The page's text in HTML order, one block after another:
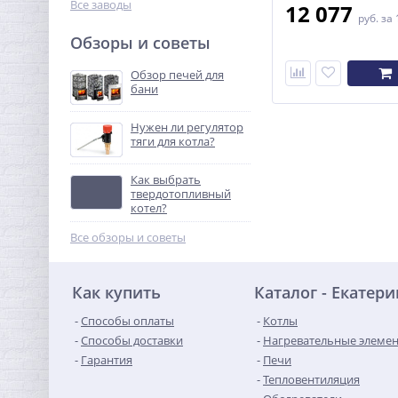
Все заводы
Обзоры и советы
Обзор печей для
бани
Нужен ли регулятор
тяги для котла?
Как выбрать
твердотопливный
котел?
Все обзоры и советы
12 077 руб. за
Как купить
Способы оплаты
Способы доставки
Гарантия
Каталог -
Котлы
Нагревательные
Печи
Тепловентиляция